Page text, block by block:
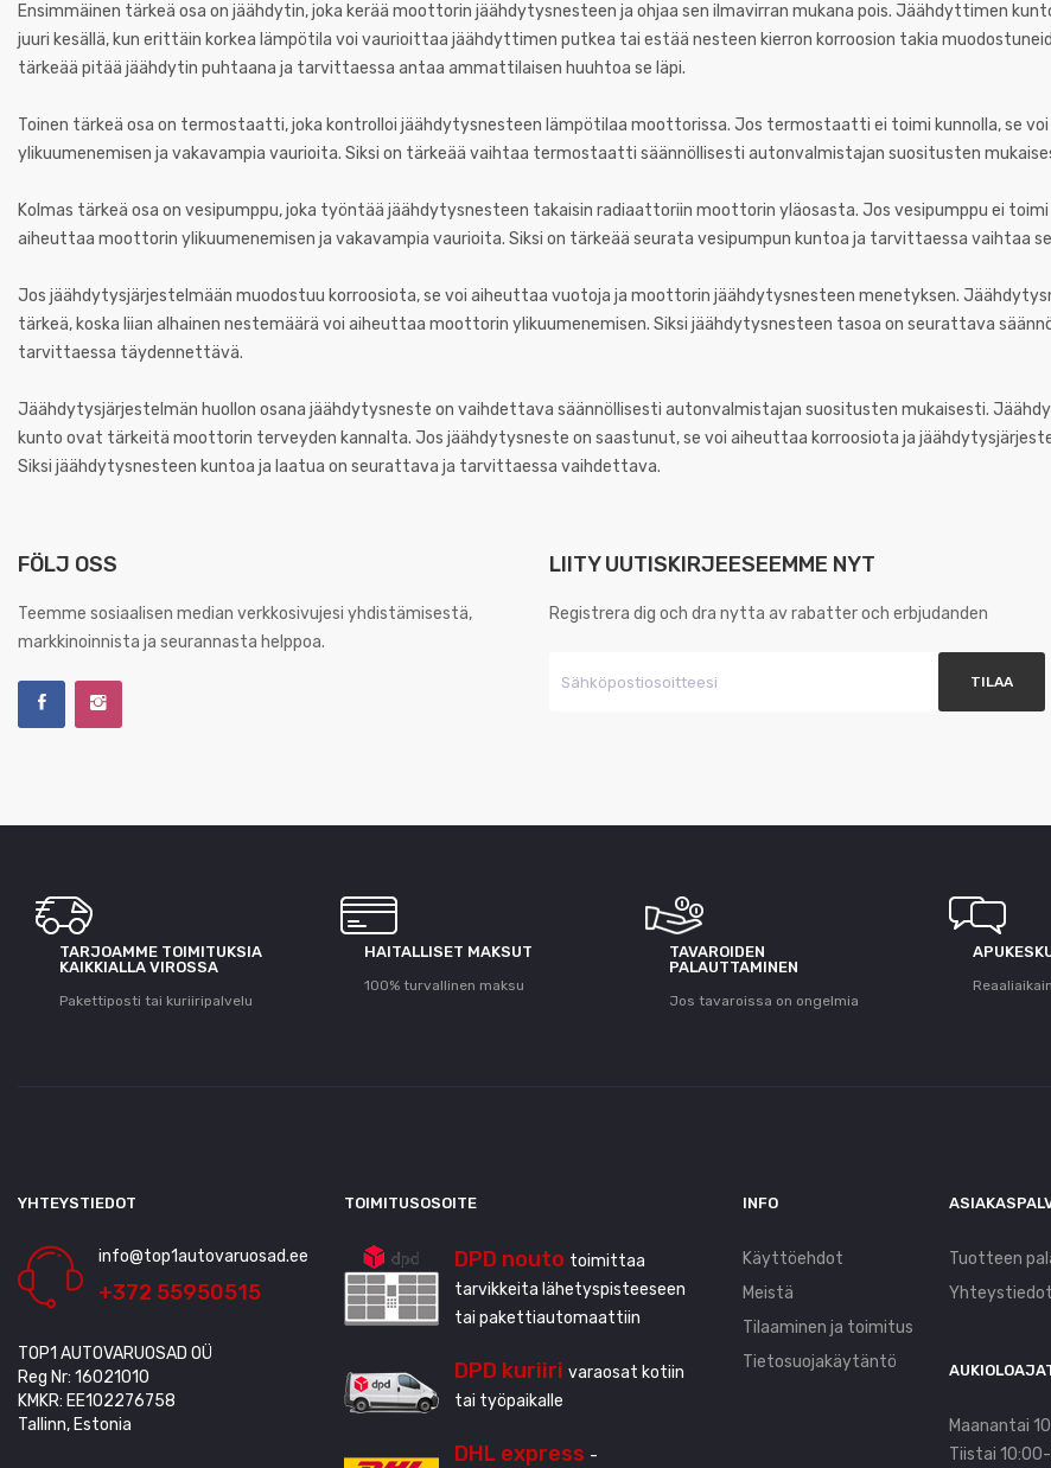
Ensimmäinen tärkeä osa on jäähdytin, joka kerää moottorin jäähdytysnesteen ja ohjaa sen ilmavirran mukana pois. Jäähdyttimen
juuri kesällä, kun erittäin korkea lämpötila voi vaurioittaa jäähdyttimen putkea tai estää nesteen kierron korroosion takia
tärkeää pitää jäähdytin puhtaana ja tarvittaessa antaa ammattilaisen huuhtoa se läpi.
Toinen tärkeä osa on termostaatti, joka kontrolloi jäähdytysnesteen lämpötilaa moottorissa. Jos termostaatti ei toimi kunnolla, se
ylikuumenemisen ja vakavampia vaurioita. Siksi on tärkeää vaihtaa termostaatti säännöllisesti autonvalmistajan suositusten
Kolmas tärkeä osa on vesipumppu, joka työntää jäähdytysnesteen takaisin radiaattoriin moottorin yläosasta. Jos vesipumppu ei toimi
aiheuttaa moottorin ylikuumenemisen ja vakavampia vaurioita. Siksi on tärkeää seurata vesipumpun kuntoa ja tarvittaessa vaihtaa
Jos jäähdytysjärjestelmään muodostuu korroosiota, se voi aiheuttaa vuotoja ja moottorin jäähdytysnesteen menetyksen.
tärkeä, koska liian alhainen nestemäärä voi aiheuttaa moottorin ylikuumenemisen. Siksi jäähdytysnesteen tasoa on seurattava
tarvittaessa täydennettävä.
Jäähdytysjärjestelmän huollon osana jäähdytysneste on vaihdettava säännöllisesti autonvalmistajan suositusten mukaisesti.
kunto ovat tärkeitä moottorin terveyden kannalta. Jos jäähdytysneste on saastunut, se voi aiheuttaa korroosiota ja
Siksi jäähdytysnesteen kuntoa ja laatua on seurattava ja tarvittaessa vaihdettava.
FÖLJ OSS
Teemme sosiaalisen median verkkosivujesi yhdistämisestä,
markkinoinnista ja seurannasta helppoa.
LIITY UUTISKIRJEESEEMME NYT
Registrera dig och dra nytta av rabatter och erbjudanden
TARJOAMME TOIMITUKSIA
KAIKKIALLA VIROSSA
Pakettiposti tai kuriiripalvelu
HAITALLISET MAKSUT
100% turvallinen maksu
TAVAROIDEN
PALAUTTAMINEN
Jos tavaroissa on ongelmia
YHTEYSTIEDOT
info@top1autovaruosad.ee
+372 55950515
TOP1 AUTOVARUOSAD OÜ
Reg Nr: 16021010
KMKR: EE102276758
Tallinn, Estonia
TOIMITUSOSOITE
DPD nouto toimittaa
tarvikkeita lähetyspisteeseen
tai pakettiautomaattiin
DPD kuriiri varaosat kotiin
tai työpaikalle
DHL express -
INFO
Käyttöehdot
Meistä
Tilaaminen ja toimitus
Tietosuojakäytäntö
Tuotteen
Yhteystiedot
Maanantai
Tiistai